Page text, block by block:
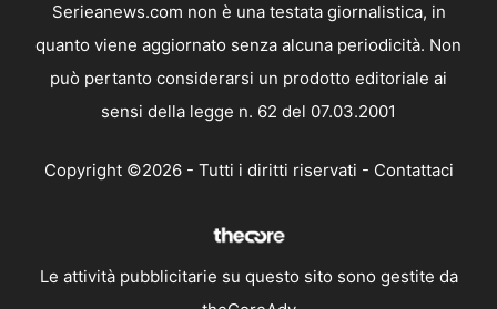
Serieanews.com non è una testata giornalistica, in
quanto viene aggiornato senza alcuna periodicità. Non
può pertanto considerarsi un prodotto editoriale ai
sensi della legge n. 62 del 07.03.2001
Copyright ©2026 - Tutti i diritti riservati - Contattaci
Le attività pubblicitarie su questo sito sono gestite da